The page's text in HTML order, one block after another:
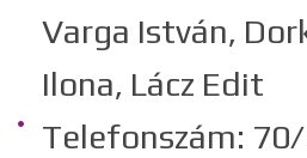
Varga István,
Ilona, Lácz Edit
Telefonszám: